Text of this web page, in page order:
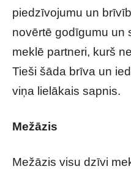
piedzīvojumu un
novērtē godīgumu un
meklē partneri, kurš
Tieši šāda brīva un
viņa lielākais sapnis.
Mežāzis
Mežāzis visu dzīvi